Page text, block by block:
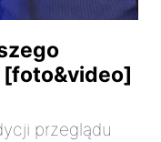
[foto&video]
przeglądu